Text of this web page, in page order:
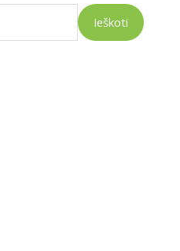
Ieškoti